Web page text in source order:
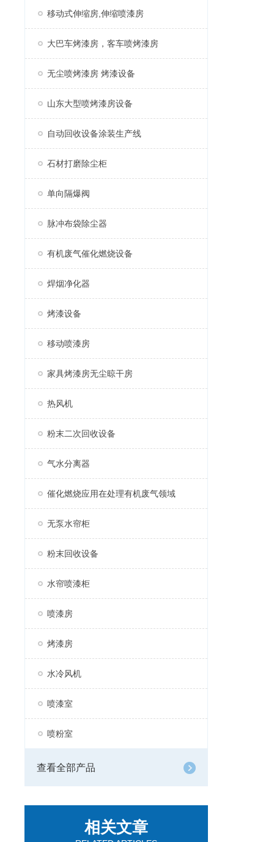
移动式伸缩房,伸缩喷漆房
大巴车烤漆房，客车喷烤漆房
无尘喷烤漆房 烤漆设备
山东大型喷烤漆房设备
自动回收设备涂装生产线
石材打磨除尘柜
单向隔爆阀
脉冲布袋除尘器
有机废气催化燃烧设备
焊烟净化器
烤漆设备
移动喷漆房
家具烤漆房无尘晾干房
热风机
粉末二次回收设备
气水分离器
催化燃烧应用在处理有机废气领域
无泵水帘柜
粉末回收设备
水帘喷漆柜
喷漆房
烤漆房
水冷风机
喷漆室
喷粉室
查看全部产品
相关文章